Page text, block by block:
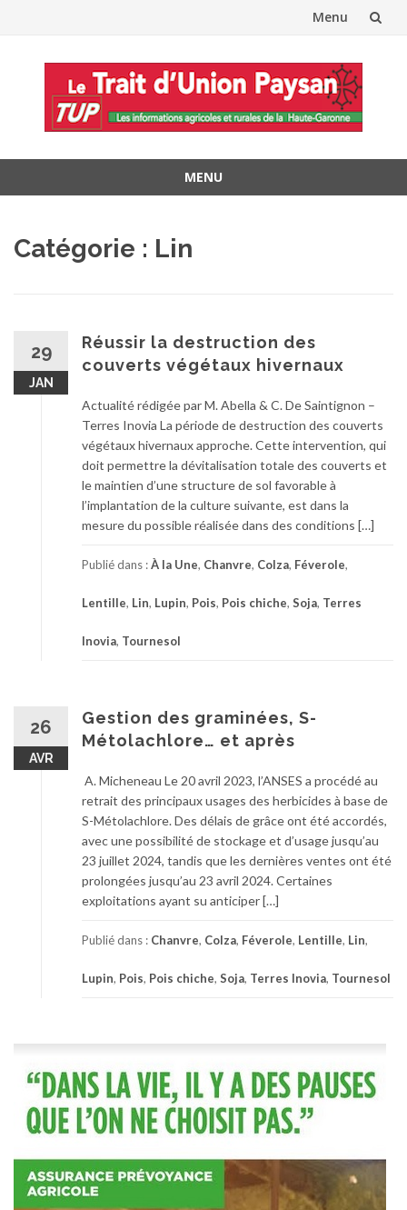
Menu
contenu
MENU
contenu
Catégorie : Lin
29
JAN
Réussir la destruction des
couverts végétaux hivernaux
Actualité rédigée par M. Abella & C. De Saintignon –
Terres Inovia La période de destruction des couverts
végétaux hivernaux approche. Cette intervention, qui
doit permettre la dévitalisation totale des couverts et
le maintien d’une structure de sol favorable à
l’implantation de la culture suivante, est dans la
mesure du possible réalisée dans des conditions […]
Publié dans :À la Une, Chanvre, Colza, Féverole,
Lentille, Lin, Lupin, Pois, Pois chiche, Soja, Terres
Inovia, Tournesol
26
AVR
Gestion des graminées, S-
Métolachlore… et après
A. Micheneau Le 20 avril 2023, l’ANSES a procédé au
retrait des principaux usages des herbicides à base de
S-Métolachlore. Des délais de grâce ont été accordés,
avec une possibilité de stockage et d’usage jusqu’au
23 juillet 2024, tandis que les dernières ventes ont été
prolongées jusqu’au 23 avril 2024. Certaines
exploitations ayant su anticiper […]
Publié dans : Chanvre, Colza, Féverole, Lentille, Lin,
Lupin, Pois, Pois chiche, Soja, Terres Inovia, Tournesol